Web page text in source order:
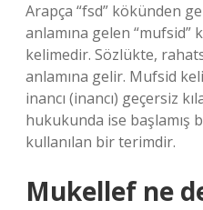
Arapça “fsd” kökünden
anlamına gelen
kelimedir. Sözlükte,
anlamına gelir. Mufsid
inancı (inancı) geçersiz
hukukunda ise başlamış
kullanılan bir terimdir.
Mukellef ne